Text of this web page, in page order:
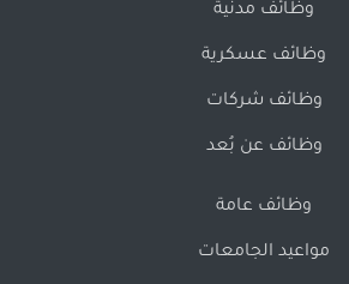
وظائف مدنية
وظائف عسكرية
وظائف شركات
وظائف عن بُعد
وظائف عامة
مواعيد الجامعات